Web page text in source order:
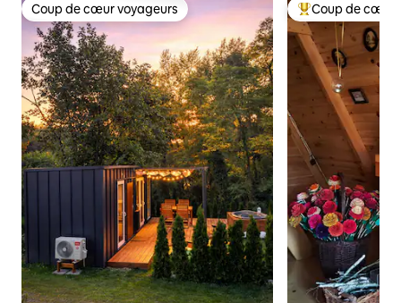
Coup de cœur voyageurs
Coup de cœur voyageurs Coups de cœur
Coup de cœur